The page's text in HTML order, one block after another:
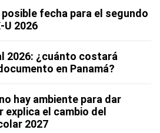
posible fecha para el segundo
U 2026
2026: ¿cuánto costará
en Panamá?
hay ambiente para dar
explica el cambio del
2027